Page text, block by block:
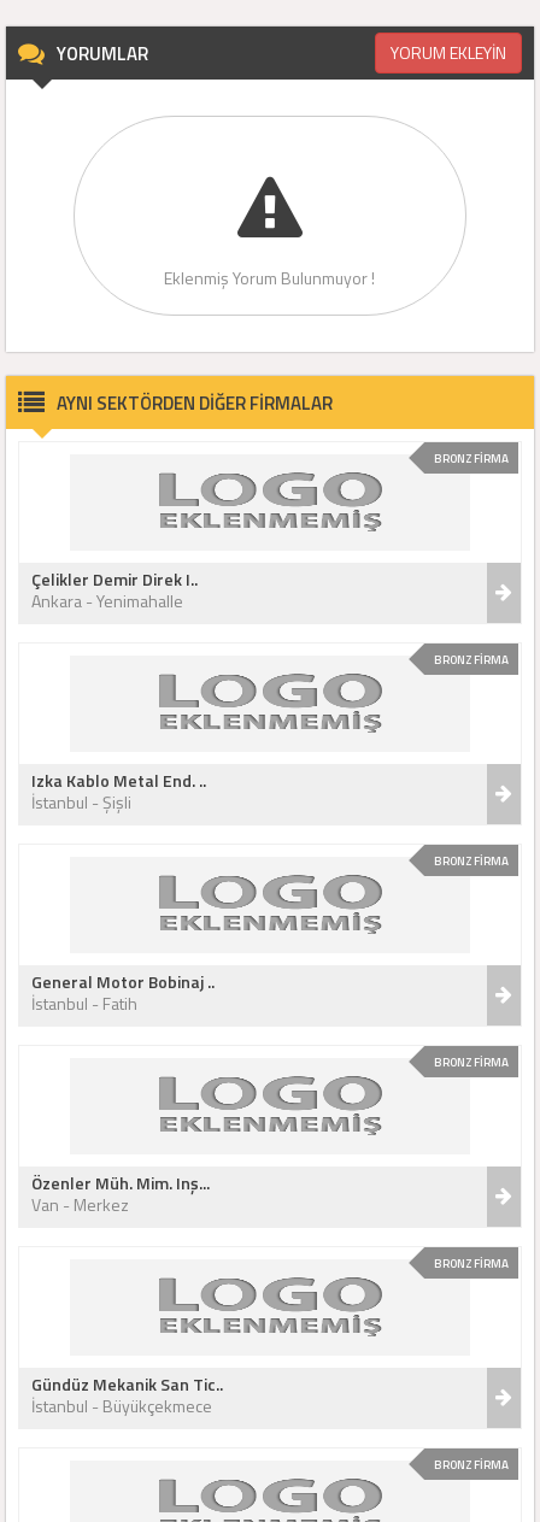
YORUMLAR YORUM EKLEYİN
Eklenmiş Yorum Bulunmuyor !
AYNI SEKTÖRDEN DİĞER FİRMALAR
BRONZ FİRMA
Çelikler Demir Direk I..
Ankara - Yenimahalle
BRONZ FİRMA
Izka Kablo Metal End. ..
İstanbul - Şişli
BRONZ FİRMA
General Motor Bobinaj ..
İstanbul - Fatih
BRONZ FİRMA
Özenler Müh. Mim. Inş...
Van - Merkez
BRONZ FİRMA
Gündüz Mekanik San Tic..
İstanbul - Büyükçekmece
BRONZ FİRMA